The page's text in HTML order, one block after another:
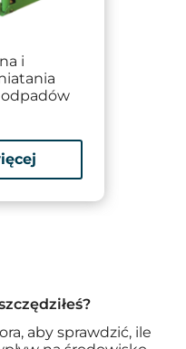
i
aby sprawdzić, ile